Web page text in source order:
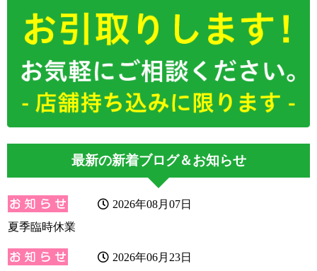
最新の新着ブログ＆お知らせ
2026年08月07日
夏季臨時休業
2026年06月23日